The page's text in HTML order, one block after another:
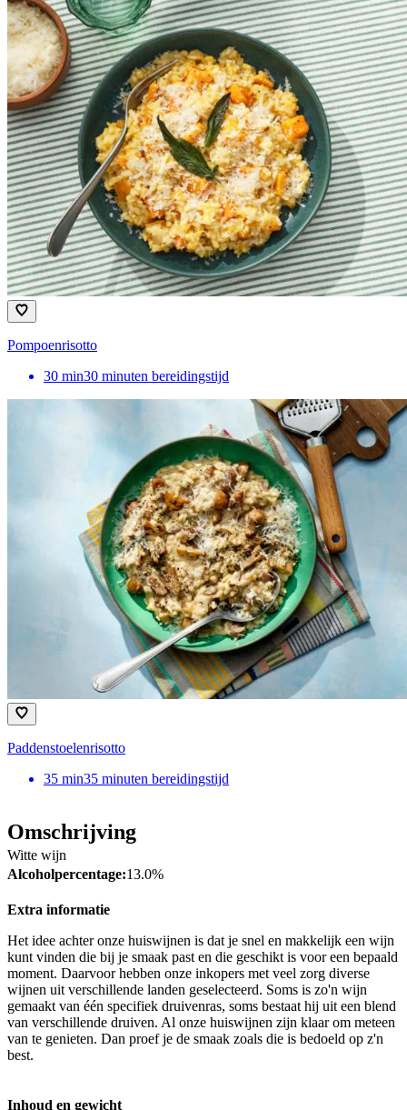
Pompoenrisotto
30 min30 minuten bereidingstijd
Paddenstoelenrisotto
35 min35 minuten bereidingstijd
Omschrijving
Witte wijn
Alcoholpercentage:13.0%
Extra informatie
Het idee achter onze huiswijnen is dat je snel en makkelijk een wijn
kunt vinden die bij je smaak past en die geschikt is voor een bepaald
moment. Daarvoor hebben onze inkopers met veel zorg diverse
wijnen uit verschillende landen geselecteerd. Soms is zo'n wijn
gemaakt van één specifiek druivenras, soms bestaat hij uit een blend
van verschillende druiven. Al onze huiswijnen zijn klaar om meteen
van te genieten. Dan proef je de smaak zoals die is bedoeld op z'n
best.
Inhoud en gewicht